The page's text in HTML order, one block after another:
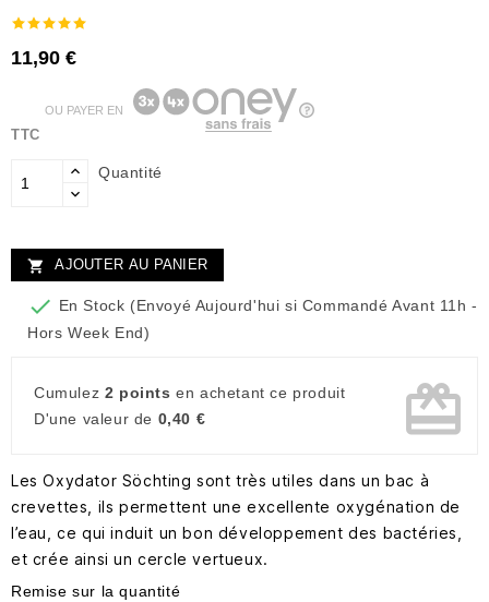
11,90 €
TTC
OU PAYER EN
Quantité
 AJOUTER AU PANIER
 En Stock (Envoyé Aujourd'hui si Commandé Avant 11h -
Hors Week End)
Cumulez 2 points en achetant ce produit
D'une valeur de 0,40 € card_giftcard
Les Oxydator Söchting sont très utiles dans un bac à
crevettes, ils permettent une excellente oxygénation de
l’eau, ce qui induit un bon développement des bactéries,
et crée ainsi un cercle vertueux.
Remise sur la quantité